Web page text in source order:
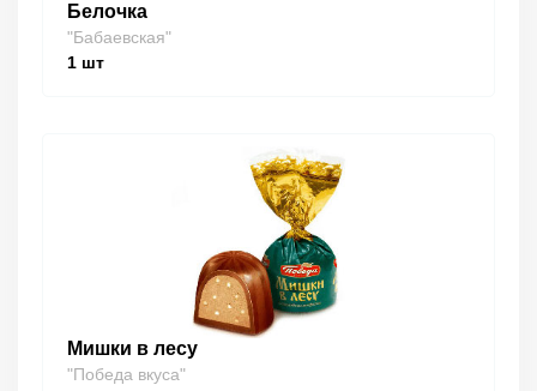
Белочка
"Бабаевская"
1 шт
Мишки в лесу
"Победа вкуса"